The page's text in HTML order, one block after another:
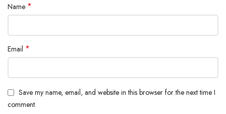
Name *
Email *
Save my name, email, and website in this browser for the next time I
comment.